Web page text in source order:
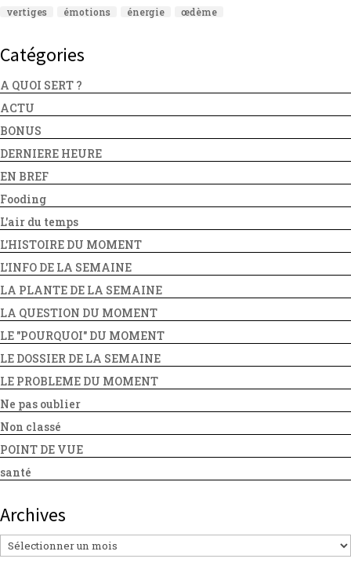
vertiges
émotions énergie œdème
Catégories
A QUOI SERT ?
ACTU
BONUS
DERNIERE HEURE
EN BREF
Fooding
L'air du temps
L'HISTOIRE DU MOMENT
L'INFO DE LA SEMAINE
LA PLANTE DE LA SEMAINE
LA QUESTION DU MOMENT
LE "POURQUOI" DU MOMENT
LE DOSSIER DE LA SEMAINE
LE PROBLEME DU MOMENT
Ne pas oublier
Non classé
POINT DE VUE
santé
Archives
Archives